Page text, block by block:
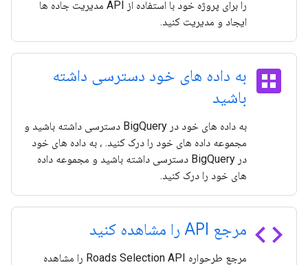
را برای پروژه خود با استفاده از API مدیریت جاده ها
ایجاد و مدیریت کنید.
dataset به داده های خود دسترسی داشته
باشید
به داده های خود در BigQuery دسترسی داشته باشید و
مجموعه داده های خود را درک کنید. ، به داده های خود
در BigQuery دسترسی داشته باشید و مجموعه داده
های خود را درک کنید.
code مرجع API را مشاهده کنید
مرجع طرحواره Roads Selection API را مشاهده